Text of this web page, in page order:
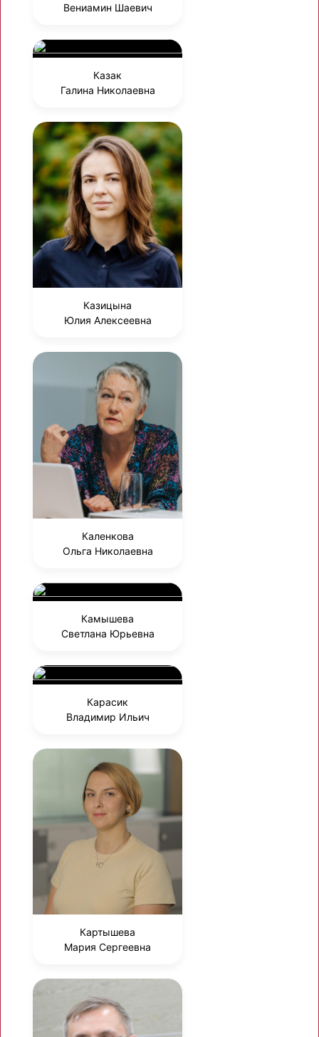
Вениамин Шаевич
Казак
Галина Николаевна
Казицына
Юлия Алексеевна
Каленкова
Ольга Николаевна
Камышева
Светлана Юрьевна
Карасик
Владимир Ильич
Картышева
Мария Сергеевна